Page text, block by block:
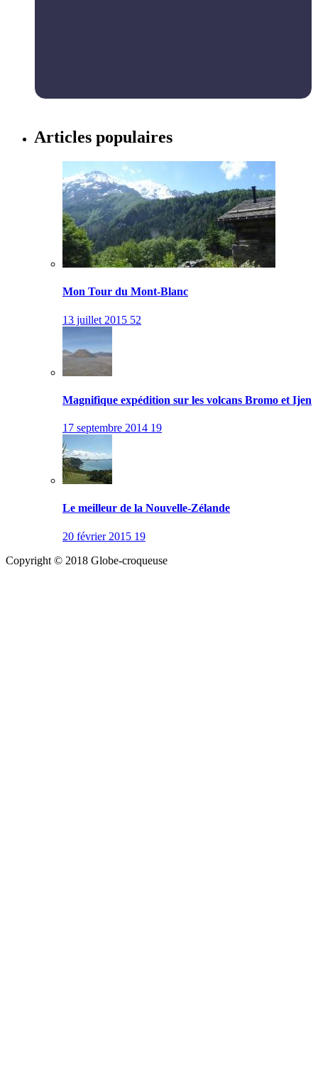
Articles populaires
Mon Tour du Mont-Blanc
13 juillet 2015 52
Magnifique expédition sur les volcans Bromo et Ijen
17 septembre 2014 19
Le meilleur de la Nouvelle-Zélande
20 février 2015 19
Copyright © 2018 Globe-croqueuse